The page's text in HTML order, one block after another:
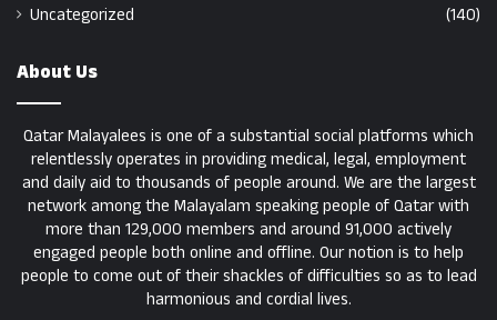
Uncategorized
(140)
About Us
Qatar Malayalees is one of a substantial social platforms which
relentlessly operates in providing medical, legal, employment
and daily aid to thousands of people around. We are the largest
network among the Malayalam speaking people of Qatar with
more than 129,000 members and around 91,000 actively
engaged people both online and offline. Our notion is to help
people to come out of their shackles of difficulties so as to lead
harmonious and cordial lives.